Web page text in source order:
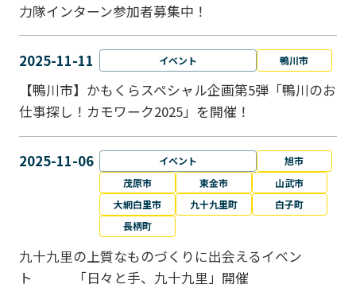
力隊インターン参加者募集中！
2025-11-11 イベント 鴨川市
【鴨川市】かもくらスペシャル企画第5弾「鴨川のお
仕事探し！カモワーク2025」を開催！
2025-11-06 イベント
旭市
茂原市
東金市
山武市
大網白里市
九十九里町
白子町
長柄町
九十九里の上質なものづくりに出会えるイベン
ト 「日々と手、九十九里」開催